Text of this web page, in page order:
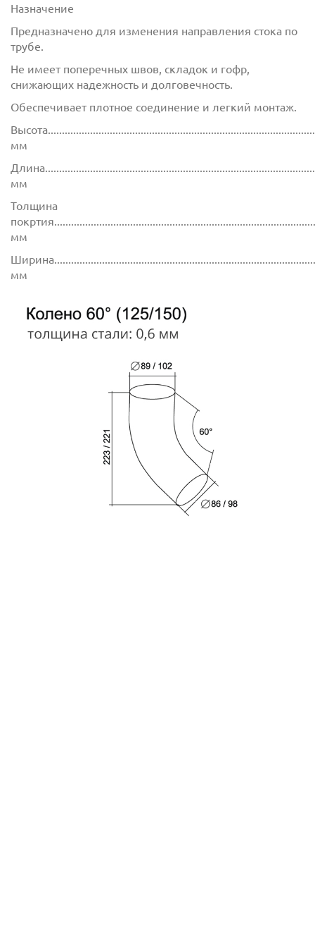
Назначение
Предназначено для изменения направления стока по
трубе.
Не имеет поперечных швов, складок и гофр,
снижающих надежность и долговечность.
Обеспечивает плотное соединение и легкий монтаж.
мм
мм
Толщина
мм
мм